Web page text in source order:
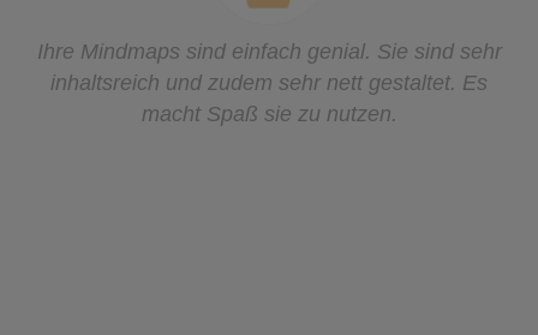
Es war durch und durch ein so schöner und
erfolgreicher Tag bei uns in der Schule! Vielen
Dank noch ein mal! Ich werde seit Montag von